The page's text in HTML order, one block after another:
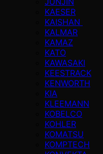
KAESER
KAISHAN
KALMAR
KAMAZ
KATO
KAWASAKI
KEESTRACK
KENWORTH
KIA
KLEEMANN
KOBELCO
KOHLER
KOMATSU
KOMPTECH